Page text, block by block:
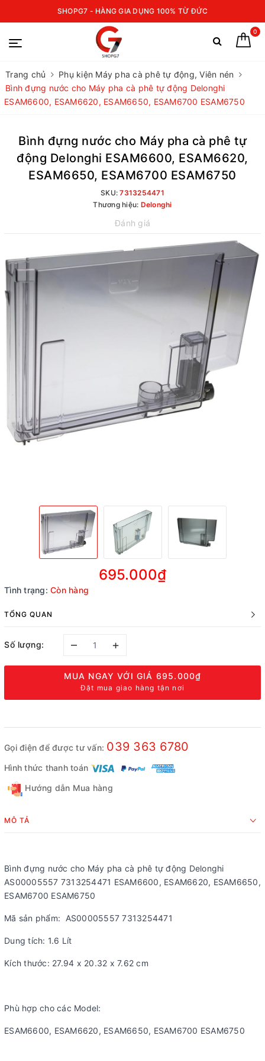
SHOPG7 - HÀNG GIA DỤNG 100% TỪ ĐỨC
0
Trang chủ
Phụ kiện Máy pha cà phê tự động, Viên nén
Bình đựng nước cho Máy pha cà phê tự động Delonghi
ESAM6600, ESAM6620, ESAM6650, ESAM6700 ESAM6750
Bình đựng nước cho Máy pha cà phê tự
động Delonghi ESAM6600, ESAM6620,
ESAM6650, ESAM6700 ESAM6750
SKU:7313254471
Thương hiệu: Delonghi
Đánh giá
695.000₫
Tình trạng: Còn hàng
TỔNG QUAN
Số lượng: – +
MUA NGAY VỚI GIÁ 695.000₫
Đặt mua giao hàng tận nơi
Gọi điện để được tư vấn: 039 363 6780
Hình thức thanh toán
Hướng dẫn Mua hàng
MÔ TẢ
Bình đựng nước cho Máy pha cà phê tự động Delonghi
AS00005557 7313254471 ESAM6600, ESAM6620, ESAM6650,
ESAM6700 ESAM6750
Mã sản phẩm: AS00005557 7313254471
Dung tích: 1.6 Lít
Kích thước: 27.94 x 20.32 x 7.62 cm
Phù hợp cho các Model:
ESAM6600, ESAM6620, ESAM6650, ESAM6700 ESAM6750